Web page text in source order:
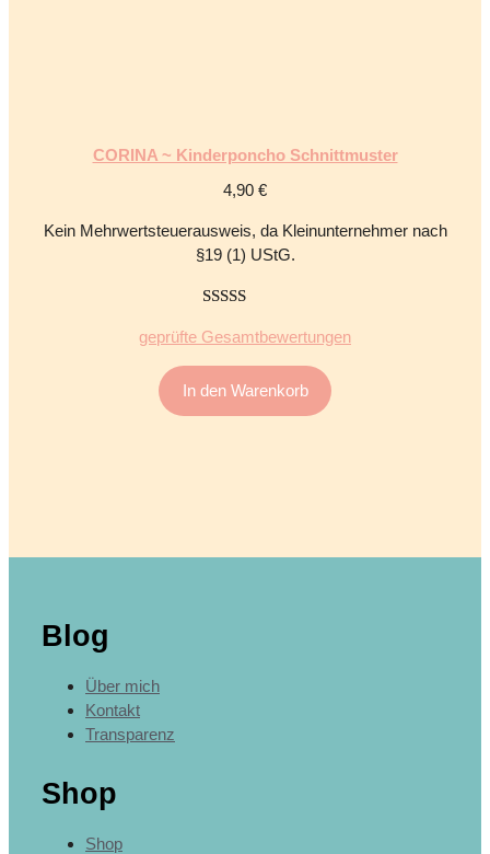
CORINA ~ Kinderponcho Schnittmuster
4,90 €
Kein Mehrwertsteuerausweis, da Kleinunternehmer nach
§19 (1) UStG.
geprüfte Gesamtbewertungen
In den Warenkorb
Blog
Über mich
Kontakt
Transparenz
Shop
Shop